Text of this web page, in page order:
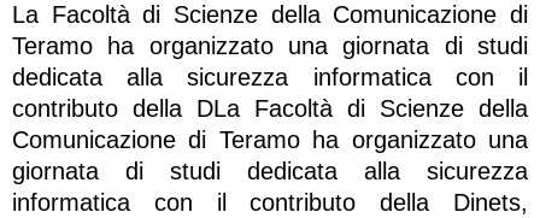
La Facoltà di Scienze della Comunicazione di
Teramo ha organizzato una giornata di studi
dedicata alla sicurezza informatica con il
contributo della DLa Facoltà di Scienze della
Comunicazione di Teramo ha organizzato una
giornata di studi dedicata alla sicurezza
informatica con il contributo della Dinets,